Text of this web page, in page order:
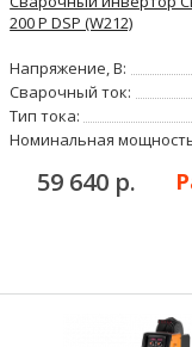
200 P DSP (W212)
Напряжение, В:
Сварочный ток:
Тип тока:
Номинальная
59 640 р.